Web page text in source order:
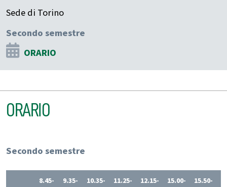
Sede di Torino
Secondo semestre
ORARIO
ORARIO
Secondo semestre
8.45-
9.35-
10.35-
11.25-
12.15-
15.00-
15.50-